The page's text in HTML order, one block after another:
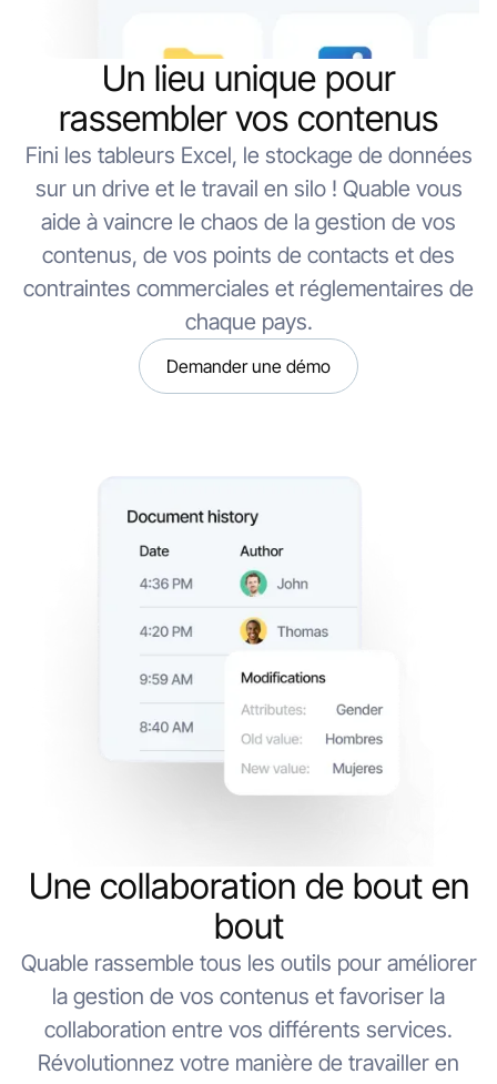
Un lieu unique pour
rassembler vos contenus
Fini les tableurs Excel, le stockage de données
sur un drive et le travail en silo ! Quable vous
aide à vaincre le chaos de la gestion de vos
contenus, de vos points de contacts et des
contraintes commerciales et réglementaires de
chaque pays.
Demander une démo
Une collaboration de bout en
bout
Quable rassemble tous les outils pour améliorer
la gestion de vos contenus et favoriser la
collaboration entre vos différents services.
Révolutionnez votre manière de travailler en